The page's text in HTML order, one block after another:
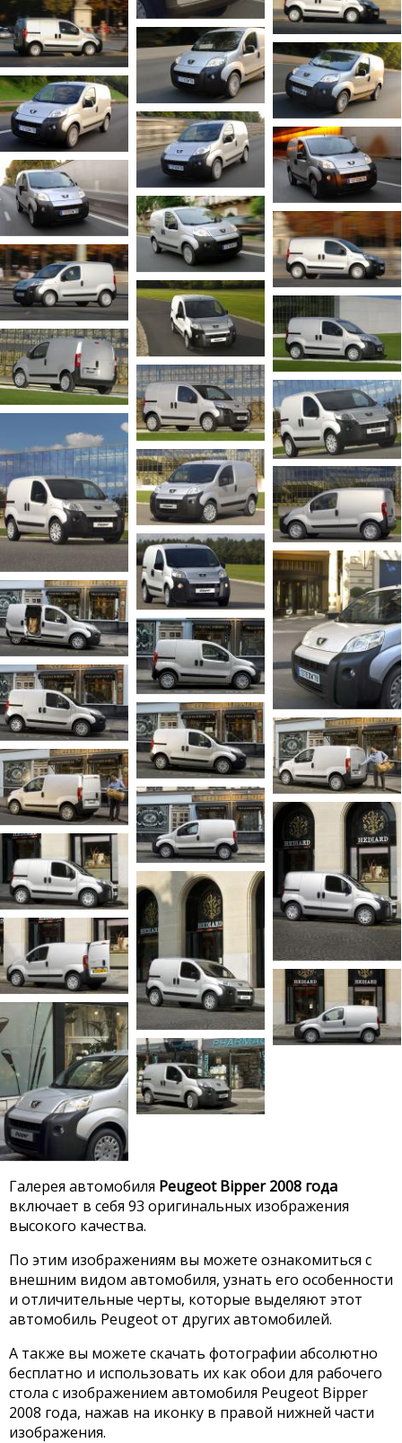
Галерея автомобиля Peugeot Bipper 2008 года
включает в себя 93 оригинальных изображения
высокого качества.
По этим изображениям вы можете ознакомиться с
внешним видом автомобиля, узнать его особенности
и отличительные черты, которые выделяют этот
автомобиль Peugeot от других автомобилей.
А также вы можете скачать фотографии абсолютно
бесплатно и использовать их как обои для рабочего
стола с изображением автомобиля Peugeot Bipper
2008 года, нажав на иконку в правой нижней части
изображения.